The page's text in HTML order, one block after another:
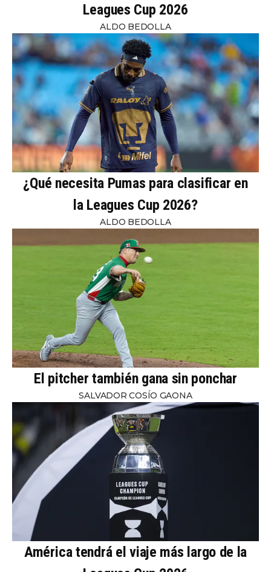
Leagues Cup 2026
ALDO BEDOLLA
¿Qué necesita Pumas para clasificar en
la Leagues Cup 2026?
ALDO BEDOLLA
El pitcher también gana sin ponchar
SALVADOR COSÍO GAONA
América tendrá el viaje más largo de la